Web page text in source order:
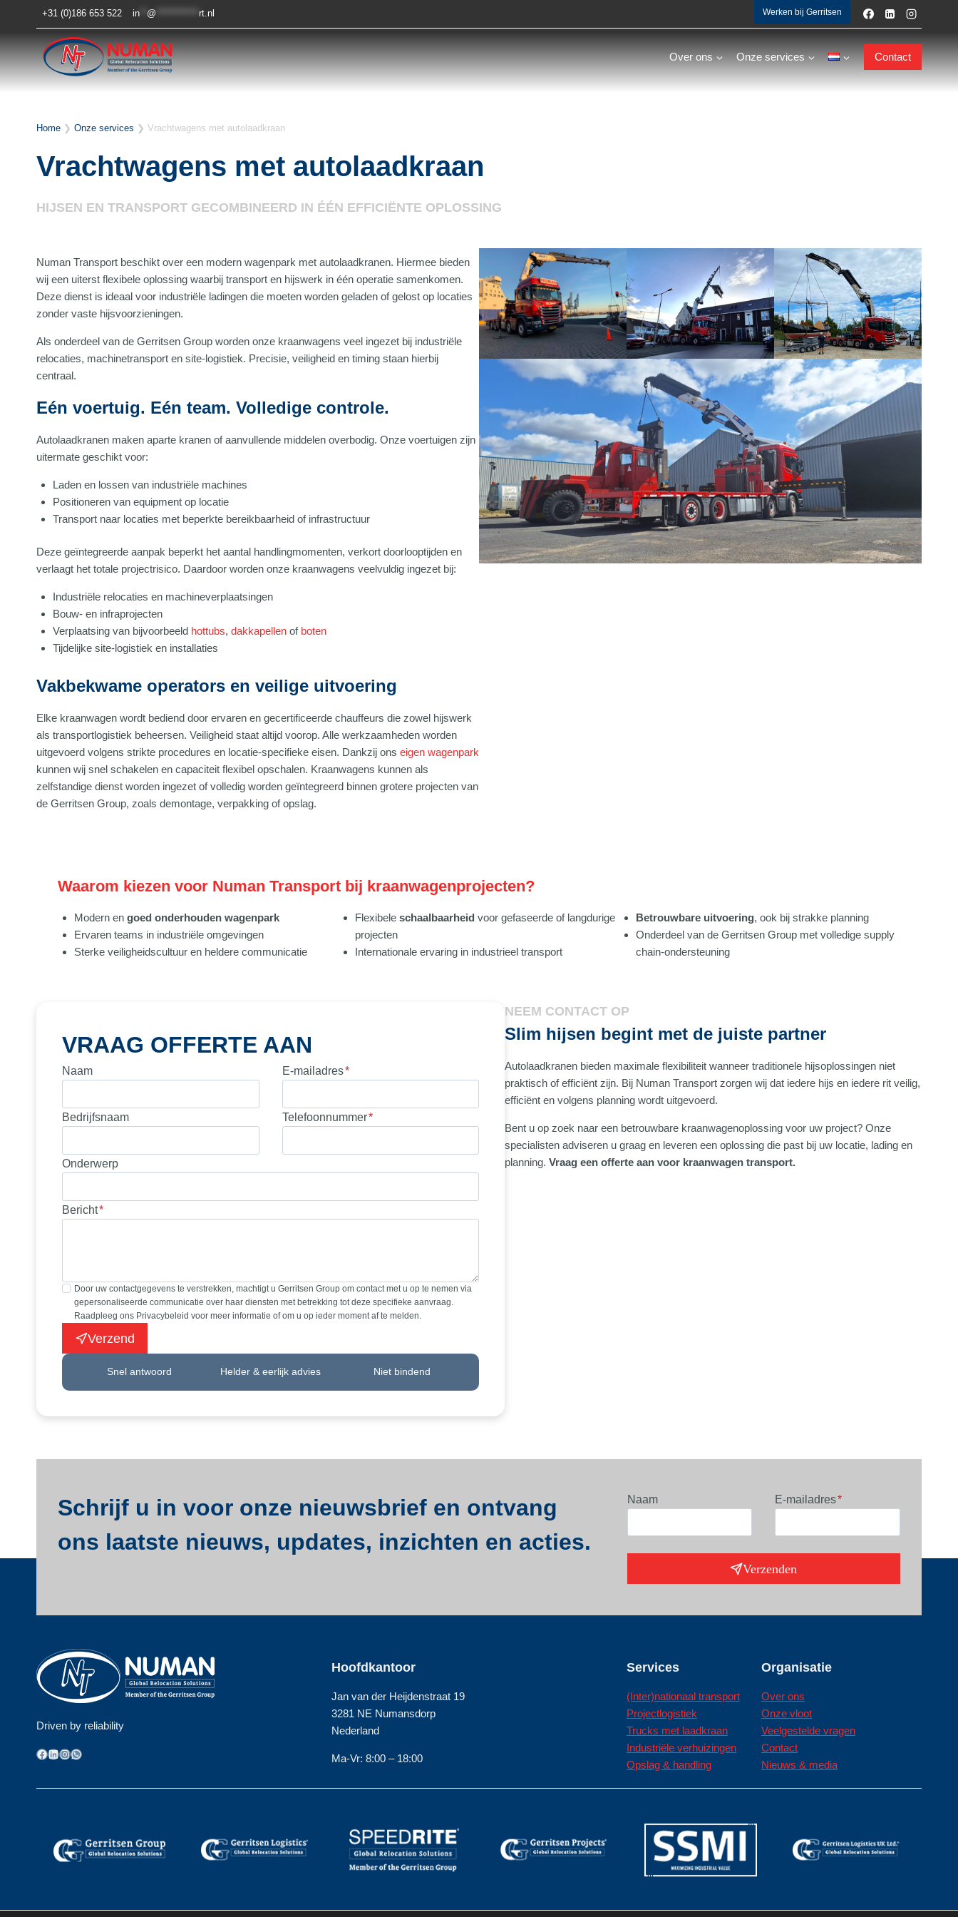
inhoud
+31 (0)186 653 522 in @ ************rt.nl Werken bij Gerritsen
Over ons Onze services Contact
Home ❯ Onze services ❯ Vrachtwagens met autolaadkraan
Vrachtwagens met autolaadkraan
HIJSEN EN TRANSPORT GECOMBINEERD IN ÉÉN EFFICIËNTE OPLOSSING
Numan Transport beschikt over een modern wagenpark met autolaadkranen. Hiermee bieden
wij een uiterst flexibele oplossing waarbij transport en hijswerk in één operatie samenkomen.
Deze dienst is ideaal voor industriële ladingen die moeten worden geladen of gelost op locaties
zonder vaste hijsvoorzieningen.
Als onderdeel van de Gerritsen Group worden onze kraanwagens veel ingezet bij industriële
relocaties, machinetransport en site-logistiek. Precisie, veiligheid en timing staan hierbij
centraal.
Eén voertuig. Eén team. Volledige controle.
Autolaadkranen maken aparte kranen of aanvullende middelen overbodig. Onze voertuigen zijn
uitermate geschikt voor:
Laden en lossen van industriële machines
Positioneren van equipment op locatie
Transport naar locaties met beperkte bereikbaarheid of infrastructuur
Deze geïntegreerde aanpak beperkt het aantal handlingmomenten, verkort doorlooptijden en
verlaagt het totale projectrisico. Daardoor worden onze kraanwagens veelvuldig ingezet bij:
Industriële relocaties en machineverplaatsingen
Bouw- en infraprojecten
Verplaatsing van bijvoorbeeld hottubs, dakkapellenof boten
Tijdelijke site-logistiek en installaties
Vakbekwame operators en veilige uitvoering
Elke kraanwagen wordt bediend door ervaren en gecertificeerde chauffeurs die zowel hijswerk
als transportlogistiek beheersen. Veiligheid staat altijd voorop. Alle werkzaamheden worden
uitgevoerd volgens strikte procedures en locatie-specifieke eisen. Dankzij ons eigen wagenpark
kunnen wij snel schakelen en capaciteit flexibel opschalen. Kraanwagens kunnen als
zelfstandige dienst worden ingezet of volledig worden geïntegreerd binnen grotere projecten van
de Gerritsen Group, zoals demontage, verpakking of opslag.
Waarom kiezen voor Numan Transport bij kraanwagenprojecten?
Modern en goed onderhouden wagenpark
Ervaren teams in industriële omgevingen
Sterke veiligheidscultuur en heldere communicatie
Flexibele schaalbaarheid voor gefaseerde of langdurige
projecten
Internationale ervaring in industrieel transport
Betrouwbare uitvoering, ook bij strakke planning
Onderdeel van de Gerritsen Group met volledige supply
chain-ondersteuning
VRAAG OFFERTE AAN
Naam E-mailadres*
Bedrijfsnaam Telefoonnummer*
Onderwerp
Bericht*
Door uw contactgegevens te verstrekken, machtigt u Gerritsen Group om contact met u op te nemen via
gepersonaliseerde communicatie over haar diensten met betrekking tot deze specifieke aanvraag.
Raadpleeg ons Privacybeleid voor meer informatie of om u op ieder moment af te melden.
Verzend
Snel antwoord Helder & eerlijk advies Niet bindend
NEEM CONTACT OP
Slim hijsen begint met de juiste partner
Autolaadkranen bieden maximale flexibiliteit wanneer traditionele hijsoplossingen niet
praktisch of efficiënt zijn. Bij Numan Transport zorgen wij dat iedere hijs en iedere rit veilig,
efficiënt en volgens planning wordt uitgevoerd.
Bent u op zoek naar een betrouwbare kraanwagenoplossing voor uw project? Onze
specialisten adviseren u graag en leveren een oplossing die past bij uw locatie, lading en
planning. Vraag een offerte aan voor kraanwagen transport.
Schrijf u in voor onze nieuwsbrief en ontvang
ons laatste nieuws, updates, inzichten en acties.
Naam E-mailadres*
Verzenden
Driven by reliability
Facebook
LinkedIn
Instagram
WhatsApp
Hoofdkantoor
Jan van der Heijdenstraat 19
3281 NE Numansdorp
Nederland
Ma-Vr: 8:00 – 18:00
Services
(Inter)nationaal transport
Projectlogistiek
Trucks met laadkraan
Industriële verhuizingen
Opslag & handling
Organisatie
Over ons
Onze vloot
Veelgestelde vragen
Contact
Nieuws & media